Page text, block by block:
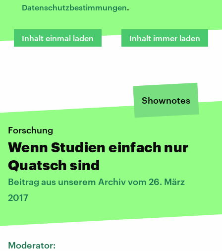
Datenschutzbestimmungen.
Inhalt einmal laden Inhalt immer laden
Shownotes
Forschung
Wenn Studien einfach nur
Quatsch sind
Beitrag aus unserem Archiv vom 26. März
2017
Moderator: